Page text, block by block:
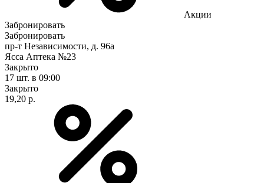
Акции
Забронировать
Забронировать
пр-т Независимости, д. 96а
Ясса Аптека №23
Закрыто
17 шт. в 09:00
Закрыто
19,20 р.